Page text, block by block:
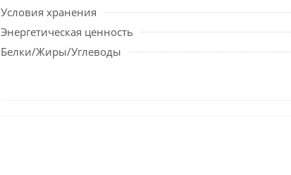
Условия хранения
Энергетическая ценность
Белки/Жиры/Углеводы